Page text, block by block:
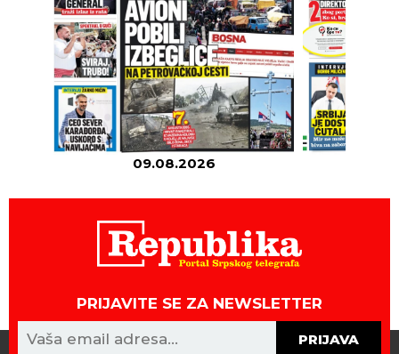
09.08.2026
PRIJAVITE SE ZA NEWSLETTER
PRIJAVA